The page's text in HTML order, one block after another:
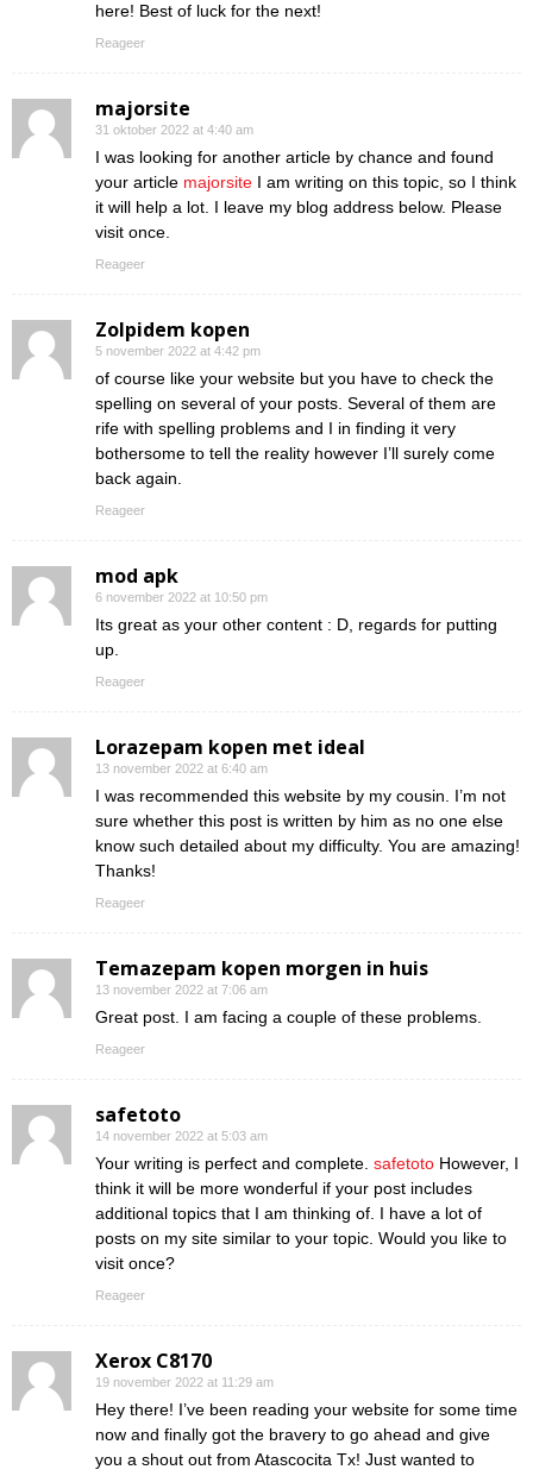
here! Best of luck for the next!
Reageer
majorsite
31 oktober 2022 at 4:40 am
I was looking for another article by chance and found
your article majorsite I am writing on this topic, so I think
it will help a lot. I leave my blog address below. Please
visit once.
Reageer
Zolpidem kopen
5 november 2022 at 4:42 pm
of course like your website but you have to check the
spelling on several of your posts. Several of them are
rife with spelling problems and I in finding it very
bothersome to tell the reality however I’ll surely come
back again.
Reageer
mod apk
6 november 2022 at 10:50 pm
Its great as your other content : D, regards for putting
up.
Reageer
Lorazepam kopen met ideal
13 november 2022 at 6:40 am
I was recommended this website by my cousin. I’m not
sure whether this post is written by him as no one else
know such detailed about my difficulty. You are amazing!
Thanks!
Reageer
Temazepam kopen morgen in huis
13 november 2022 at 7:06 am
Great post. I am facing a couple of these problems.
Reageer
safetoto
14 november 2022 at 5:03 am
Your writing is perfect and complete. safetoto However, I
think it will be more wonderful if your post includes
additional topics that I am thinking of. I have a lot of
posts on my site similar to your topic. Would you like to
visit once?
Reageer
Xerox C8170
19 november 2022 at 11:29 am
Hey there! I’ve been reading your website for some time
now and finally got the bravery to go ahead and give
you a shout out from Atascocita Tx! Just wanted to